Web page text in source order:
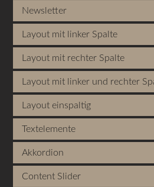
Newsletter
Layout mit linker Spalte
Layout mit rechter Spalte
Layout mit linker und rechter
Layout einspaltig
Textelemente
Akkordion
Content Slider